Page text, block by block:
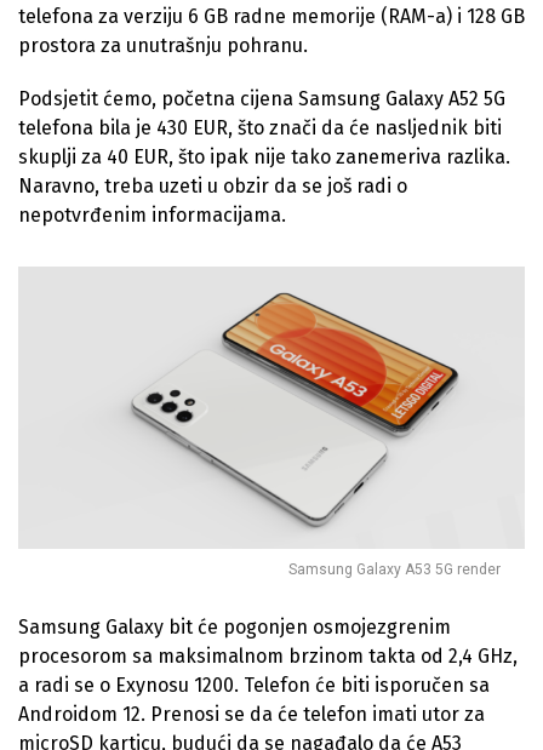
telefona za verziju 6 GB radne memorije (RAM-a) i 128 GB
prostora za unutrašnju pohranu.
Podsjetit ćemo, početna cijena Samsung Galaxy A52 5G
telefona bila je 430 EUR, što znači da će nasljednik biti
skuplji za 40 EUR, što ipak nije tako zanemeriva razlika.
Naravno, treba uzeti u obzir da se još radi o
nepotvrđenim informacijama.
Samsung Galaxy A53 5G render
Samsung Galaxy bit će pogonjen osmojezgrenim
procesorom sa maksimalnom brzinom takta od 2,4 GHz,
a radi se o Exynosu 1200. Telefon će biti isporučen sa
Androidom 12. Prenosi se da će telefon imati utor za
microSD karticu, budući da se nagađalo da će A53